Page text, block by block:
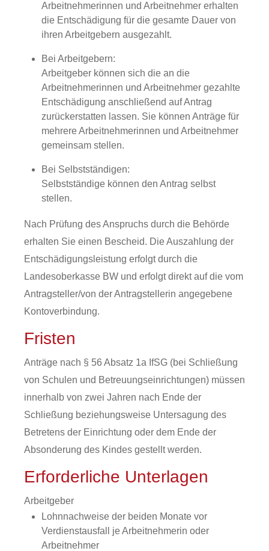
Arbeitnehmerinnen und Arbeitnehmer erhalten
die Entschädigung für die gesamte Dauer von
ihren Arbeitgebern ausgezahlt.
Bei Arbeitgebern:
Arbeitgeber können sich die an die
Arbeitnehmerinnen und Arbeitnehmer gezahlte
Entschädigung anschließend auf Antrag
zurückerstatten lassen. Sie können Anträge für
mehrere Arbeitnehmerinnen und Arbeitnehmer
gemeinsam stellen.
Bei Selbstständigen:
Selbstständige können den Antrag selbst
stellen.
Nach Prüfung des Anspruchs durch die Behörde
erhalten Sie einen Bescheid. Die Auszahlung der
Entschädigungsleistung erfolgt durch die
Landesoberkasse BW und erfolgt direkt auf die vom
Antragsteller/von der Antragstellerin angegebene
Kontoverbindung.
Fristen
Anträge nach § 56 Absatz 1a IfSG (bei Schließung
von Schulen und Betreuungseinrichtungen) müssen
innerhalb von zwei Jahren nach Ende der
Schließung beziehungsweise Untersagung des
Betretens der Einrichtung oder dem Ende der
Absonderung des Kindes gestellt werden.
Erforderliche Unterlagen
Arbeitgeber
Lohnnachweise der beiden Monate vor
Verdienstausfall je Arbeitnehmerin oder
Arbeitnehmer